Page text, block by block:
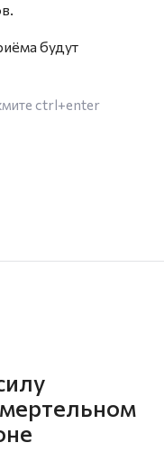
будут
ctrl+enter